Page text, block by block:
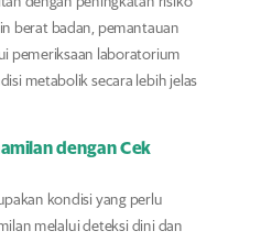
berat badan, pemantauan
pemeriksaan laboratorium
metabolik secara lebih jelas
dengan Cek
kondisi yang perlu
melalui deteksi dini dan